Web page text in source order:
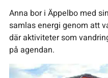
Anna bor i Äppelbo med
samlas energi genom att
där aktiviteter som
på agendan.